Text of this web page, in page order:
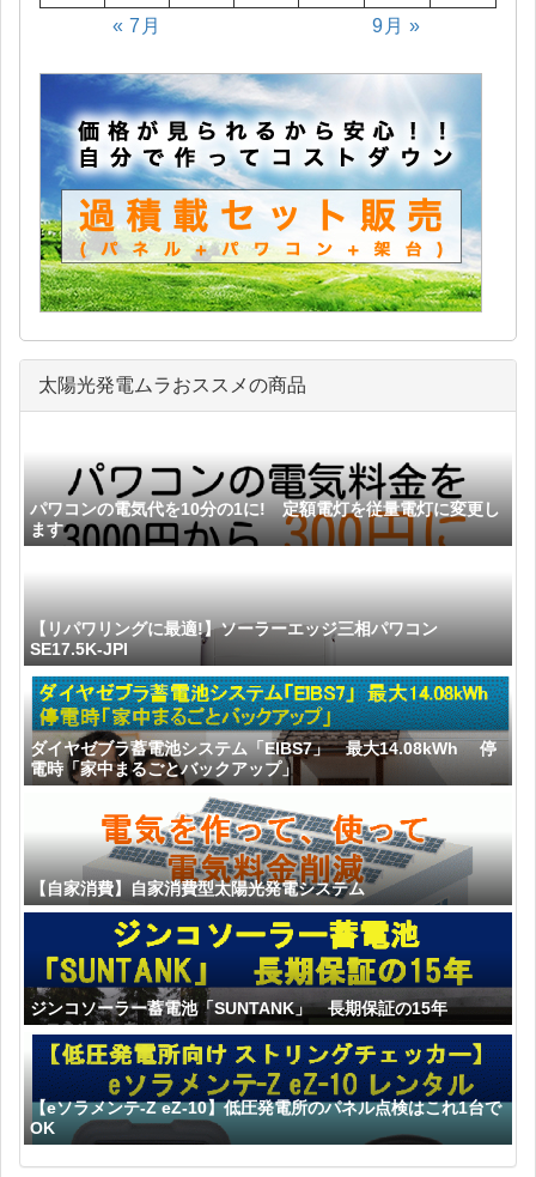
« 7月 9月 »
太陽光発電ムラおススメの商品
パワコンの電気代を10分の1に! 定額電灯を従量電灯に変更し
ます
【リパワリングに最適!】ソーラーエッジ三相パワコン
SE17.5K-JPI
ダイヤゼブラ蓄電池システム「EIBS7」 最大14.08kWh 停
電時「家中まるごとバックアップ」
【自家消費】自家消費型太陽光発電システム
ジンコソーラー蓄電池「SUNTANK」 長期保証の15年
【eソラメンテ-Z eZ-10】低圧発電所のパネル点検はこれ1台で
OK